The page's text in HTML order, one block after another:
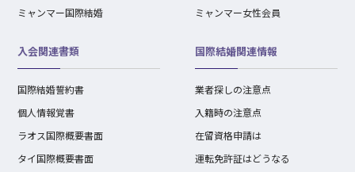
ミャンマー国際結婚
ミャンマー女性会員
入会関連書類
国際結婚誓約書
個人情報覚書
ラオス国際概要書面
タイ国際概要書面
国際結婚関連情報
業者探しの注意点
入籍時の注意点
在留資格申請は
運転免許証はどうなる